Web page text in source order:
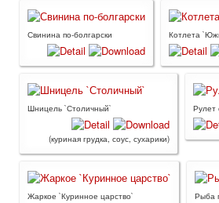
Свинина по-болгарски Котлета
Шницель `Столичный`
(куриная грудка, соус, сухарики)
Рулет
Жаркое `Куринное царство` Рыба